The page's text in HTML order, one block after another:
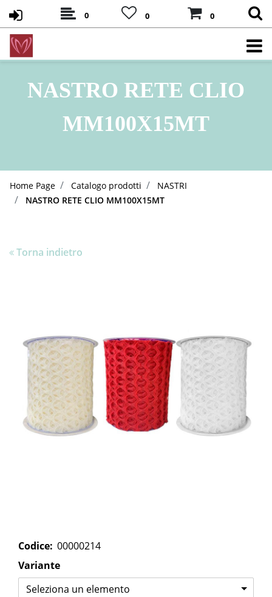
0 0 0
NASTRO RETE CLIO
MM100X15MT
Home Page Catalogo prodotti
NASTRI
NASTRO RETE CLIO MM100X15MT
Torna indietro
Codice: 00000214
Variante
Seleziona un elemento